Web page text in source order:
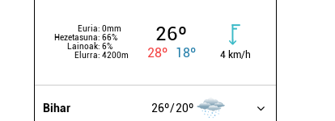
Euria: 0mm
Hezetasuna: 66%
Lainoak: 6%
Elurra: 4200m
26º
28º 18º 4 km/h
Bihar 26º 20º